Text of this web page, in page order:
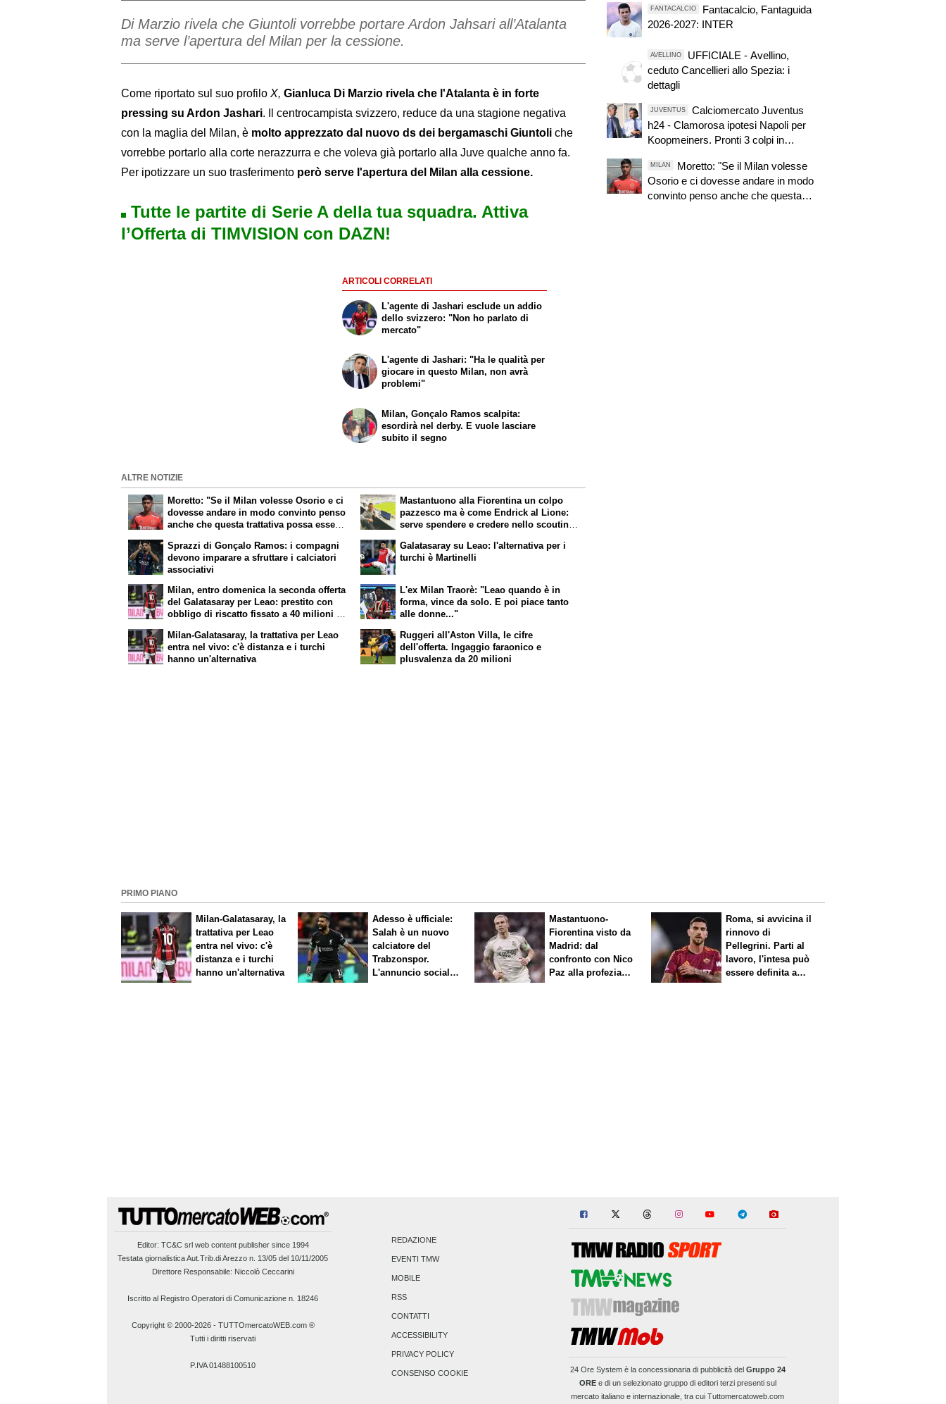
Di Marzio rivela che Giuntoli vorrebbe portare Ardon Jahsari all’Atalanta
ma serve l’apertura del Milan per la cessione.
Come riportato sul suo profilo X, Gianluca Di Marzio rivela che l'Atalanta è in forte
pressing su Ardon Jashari. Il centrocampista svizzero, reduce da una stagione negativa
con la maglia del Milan, è molto apprezzato dal nuovo ds dei bergamaschi Giuntoli che
vorrebbe portarlo alla corte nerazzurra e che voleva già portarlo alla Juve qualche anno fa.
Per ipotizzare un suo trasferimento però serve l'apertura del Milan alla cessione.
Tutte le partite di Serie A della tua squadra. Attiva
l’Offerta di TIMVISION con DAZN!
ARTICOLI CORRELATI
L'agente di Jashari esclude un addio
dello svizzero: "Non ho parlato di
mercato"
L'agente di Jashari: "Ha le qualità per
giocare in questo Milan, non avrà
problemi"
Milan, Gonçalo Ramos scalpita:
esordirà nel derby. E vuole lasciare
subito il segno
ALTRE NOTIZIE
Moretto: "Se il Milan volesse Osorio e ci
dovesse andare in modo convinto penso
anche che questa trattativa possa essere
Sprazzi di Gonçalo Ramos: i compagni
devono imparare a sfruttare i calciatori
associativi
Mastantuono alla Fiorentina un colpo
pazzesco ma è come Endrick al Lione:
serve spendere e credere nello scouting
attenzione perché qualcosa sta
cambiando davvero
Galatasaray su Leao: l'alternativa per i
turchi è Martinelli
Milan, entro domenica la seconda offerta
del Galatasaray per Leao: prestito con
obbligo di riscatto fissato a 40 milioni di
Milan-Galatasaray, la trattativa per Leao
entra nel vivo: c'è distanza e i turchi
hanno un'alternativa
L'ex Milan Traorè: "Leao quando è in
forma, vince da solo. E poi piace tanto
alle donne..."
Ruggeri all'Aston Villa, le cifre
dell'offerta. Ingaggio faraonico e
plusvalenza da 20 milioni
FANTACALCIO
Fantacalcio, Fantaguida
2026-2027: INTER
AVELLINO
UFFICIALE - Avellino,
ceduto Cancellieri allo Spezia: i
dettagli
JUVENTUS
Calciomercato Juventus
h24 - Clamorosa ipotesi Napoli per
Koopmeiners. Pronti 3 colpi in
Suzuki, oggi o domani attese novità.
Nuova offerta a Kessiè? Cambiaso,
futuro incerto. Nico-Inter, pista fredda
MILAN
Moretto: "Se il Milan volesse
Osorio e ci dovesse andare in modo
convinto penso anche che questa
PRIMO PIANO
Milan-Galatasaray, la
trattativa per Leao
entra nel vivo: c'è
distanza e i turchi
hanno un'alternativa
Adesso è ufficiale:
Salah è un nuovo
calciatore del
Trabzonspor.
L'annuncio social
Mastantuono-
Fiorentina visto da
Madrid: dal
confronto con Nico
Paz alla profezia
Roma, si avvicina il
rinnovo di
Pellegrini. Parti al
lavoro, l'intesa può
essere definita a
Editor: TC&C srlweb content publisher since 1994
Testata giornalistica Aut.Trib.di Arezzo n. 13/05 del 10/11/2005
Direttore Responsabile: Niccolò Ceccarini
Iscritto al Registro Operatori di Comunicazione n. 18246
Copyright © 2000-2026- TUTTOmercatoWEB.com ®
Tutti i diritti riservati
P.IVA 01488100510
REDAZIONE
EVENTI TMW
MOBILE
RSS
CONTATTI
ACCESSIBILITY
PRIVACY POLICY
CONSENSO COOKIE 24 Ore Systemè la concessionaria di pubblicità del Gruppo 24
OREe di un selezionato gruppo di editori terzi presenti sul
mercato italiano e internazionale, tra cui Tuttomercatoweb.com